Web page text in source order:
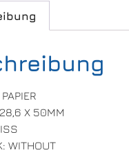
X 50MM
WITHOUT